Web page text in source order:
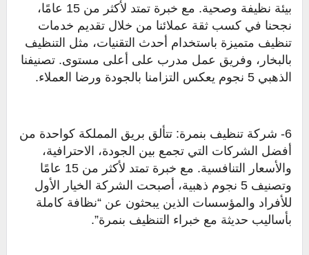
بيئة نظيفة وصحية. مع خبرة تمتد لأكثر من 15 عامًا،
نجحنا في كسب ثقة عملائنا من خلال تقديم خدمات
تنظيف متميزة باستخدام أحدث التقنيات، مثل التنظيف
بالبخار، وفريق عمل مدرب على أعلى مستوى. تصنيفنا
الذهبي 5 نجوم يعكس التزامنا بالجودة ورضا العملاء.
6- شركة تنظيف بنمرة: تتألق بريق المملكة كواحدة من
أفضل الشركات التي تجمع بين الجودة، الاحترافية،
والأسعار التنافسية. مع خبرة تمتد لأكثر من 15 عامًا
وتصنيف 5 نجوم ذهبية، أصبحت الشركة الخيار الأول
للأفراد والمؤسسات الذين يبحثون عن “نظافة كاملة
بأساليب حديثة مع خبراء التنظيف بنمرة”.